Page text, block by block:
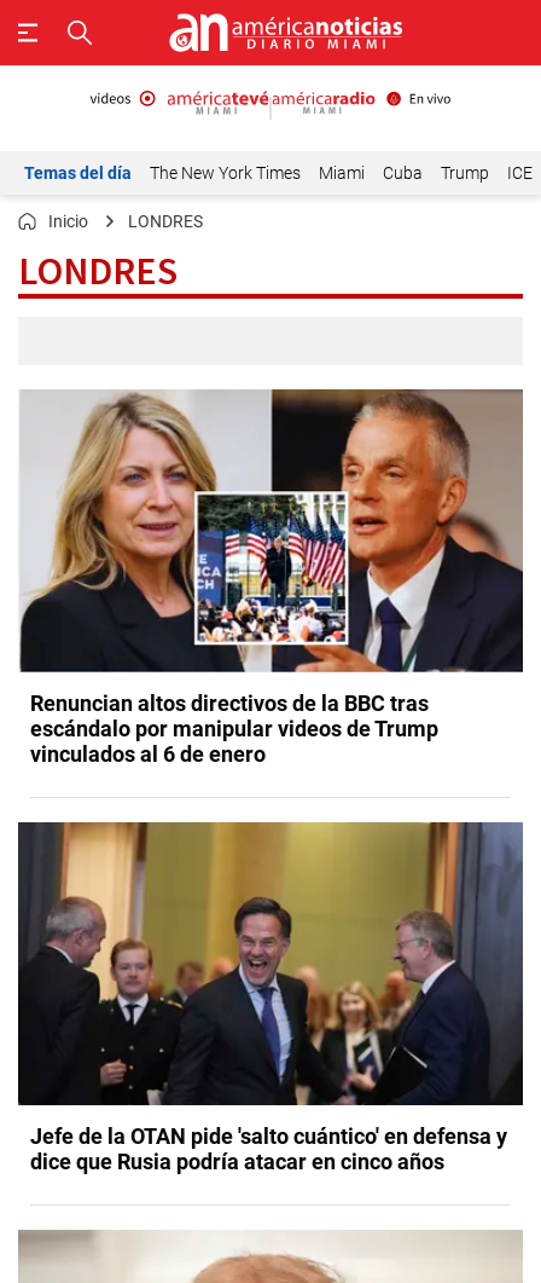
Temas del día The New York Times Miami Cuba Trump ICE
Inicio LONDRES
LONDRES
Renuncian altos directivos de la BBC tras
escándalo por manipular videos de Trump
vinculados al 6 de enero
Jefe de la OTAN pide 'salto cuántico' en defensa y
dice que Rusia podría atacar en cinco años